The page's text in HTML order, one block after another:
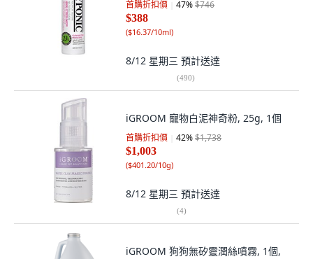
首購折扣價 47%$746
$388
($16.37/10ml)
8/12 星期三 預計送達
(490)
iGROOM 寵物白泥神奇粉, 25g, 1個
首購折扣價 42%$1,738
$1,003
($401.20/10g)
8/12 星期三 預計送達
(4)
iGROOM 狗狗無矽靈潤絲噴霧, 1個,